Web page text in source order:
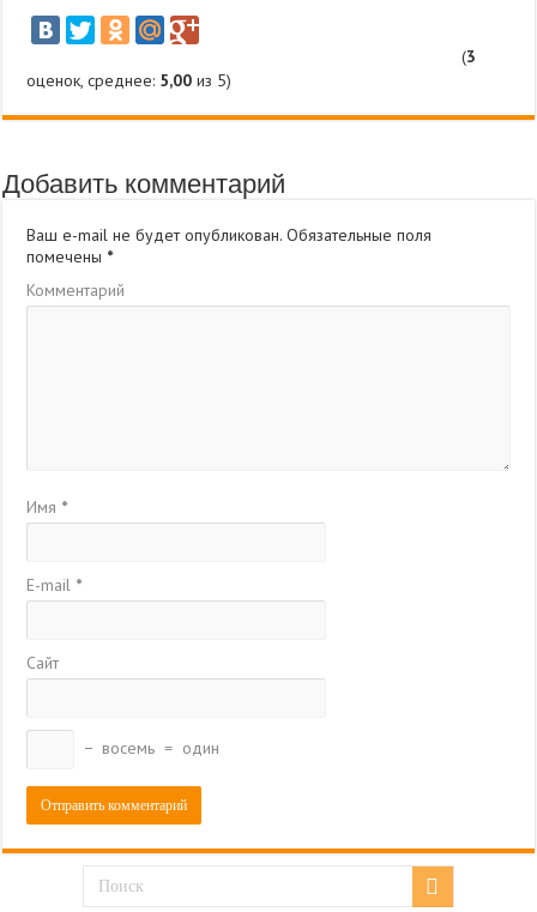
(3
оценок, среднее: 5,00 из 5)
Добавить комментарий
Ваш e-mail не будет опубликован. Обязательные поля
помечены *
Комментарий
Имя *
E-mail *
Сайт
− восемь = один